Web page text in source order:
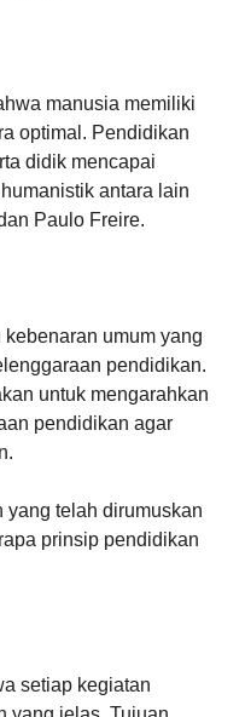
manusia memiliki
optimal. Pendidikan
didik mencapai
antara lain
Paulo Freire.
umum yang
pendidikan.
untuk mengarahkan
pendidikan agar
telah dirumuskan
prinsip pendidikan
setiap kegiatan